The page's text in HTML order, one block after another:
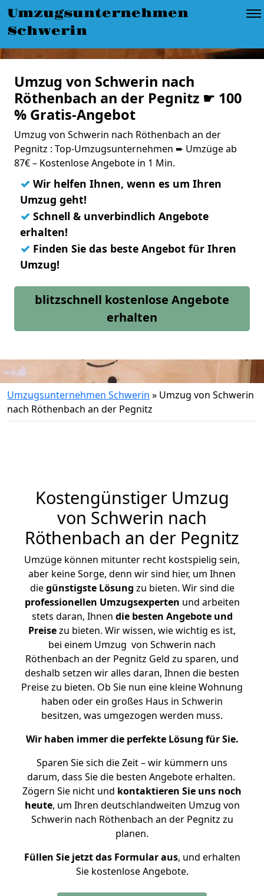
Umzugsunternehmen
Schwerin
Umzug von Schwerin nach
Röthenbach an der Pegnitz ☛ 100
% Gratis-Angebot
Umzug von Schwerin nach Röthenbach an der
Pegnitz : Top-Umzugsunternehmen ➨ Umzüge ab
87€ – Kostenlose Angebote in 1 Min.
✓ Wir helfen Ihnen, wenn es um Ihren
Umzug geht!
✓ Schnell & unverbindlich Angebote
erhalten!
✓ Finden Sie das beste Angebot für Ihren
Umzug!
blitzschnell kostenlose Angebote
erhalten
Umzugsunternehmen Schwerin » Umzug von Schwerin
nach Röthenbach an der Pegnitz
Kostengünstiger Umzug
von Schwerin nach
Röthenbach an der Pegnitz
Umzüge können mitunter recht kostspielig sein,
aber keine Sorge, denn wir sind hier, um Ihnen
diegünstigste Lösung zu bieten. Wir sind die
professionellen Umzugsexperten und arbeiten
stets daran, Ihnen die besten Angebote und
Preisezu bieten. Wir wissen, wie wichtig es ist,
bei einem Umzug von Schwerin nach
Röthenbach an der Pegnitz Geld zu sparen, und
deshalb setzen wir alles daran, Ihnen die besten
Preise zu bieten. Ob Sie nun eine kleine Wohnung
haben oder ein großes Haus in Schwerin
besitzen, was umgezogen werden muss.
Wir haben immer die perfekte Lösung für Sie.
Sparen Sie sich die Zeit – wir kümmern uns
darum, dass Sie die besten Angebote erhalten.
Zögern Sie nicht und kontaktieren Sie uns noch
heute, um Ihren deutschlandweiten Umzug von
Schwerin nach Röthenbach an der Pegnitz zu
planen.
Füllen Sie jetzt das Formular aus, und erhalten
Sie kostenlose Angebote.